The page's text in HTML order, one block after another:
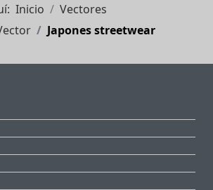
Inicio
Vectores
Japones streetwear